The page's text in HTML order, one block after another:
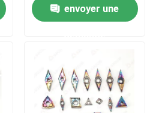
carbure
envoyer une